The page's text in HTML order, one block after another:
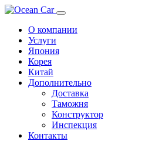
О компании
Услуги
Япония
Корея
Китай
Дополнительно
Доставка
Таможня
Конструктор
Инспекция
Контакты